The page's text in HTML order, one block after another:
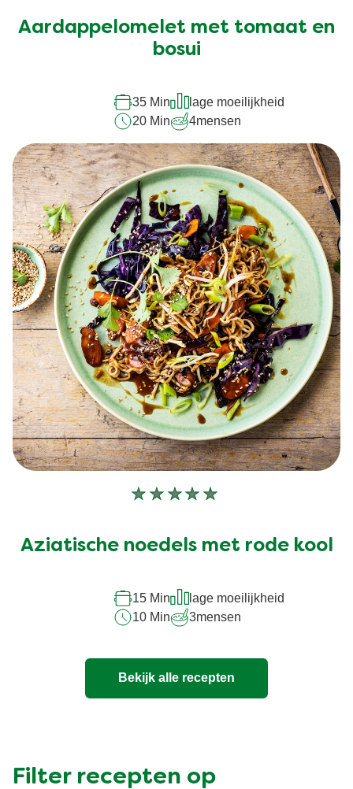
voor
deze
Aardappelomelet met tomaat en
bosui
35 Min
lage moeilijkheid
20 Min
4mensen
Geen
voor
Aziatische noedels met rode kool
15 Min
lage moeilijkheid
10 Min
3mensen
Bekijk alle recepten
Filter recepten op